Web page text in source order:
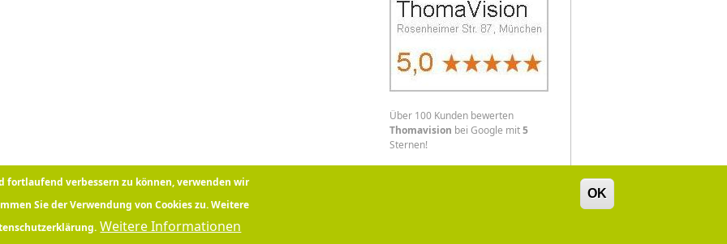
Über 100 Kunden bewerten
Thomavision bei Google mit5
Sternen!
fortlaufend verbessern zu können, verwenden wir
Sie der Verwendung von Cookies zu. Weitere
Weitere Informationen
OK